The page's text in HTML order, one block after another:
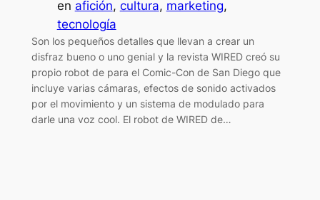
en afición, cultura, marketing
tecnología
Son los pequeños detalles que llevan a crear un
disfraz bueno o uno genial y la revista WIRED creó su
propio robot de para el Comic-Con de San Diego que
incluye varias cámaras, efectos de sonido activados
por el movimiento y un sistema de modulado para
darle una voz cool. El robot de WIRED de…